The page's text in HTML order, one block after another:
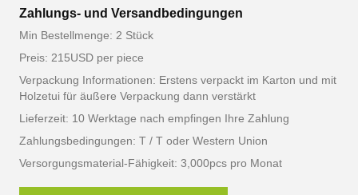
Zahlungs- und Versandbedingungen
Min Bestellmenge: 2 Stück
Preis: 215USD per piece
Verpackung Informationen: Erstens verpackt im Karton und mit
Holzetui für äußere Verpackung dann verstärkt
Lieferzeit: 10 Werktage nach empfingen Ihre Zahlung
Zahlungsbedingungen: T / T oder Western Union
Versorgungsmaterial-Fähigkeit: 3,000pcs pro Monat